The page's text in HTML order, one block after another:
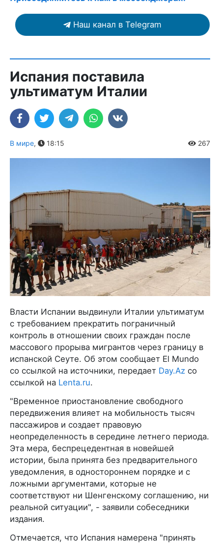
Наш канал в Telegram
Испания поставила
ультиматум Италии
В мире, 18:15 267
Власти Испании выдвинули Италии ультиматум
с требованием прекратить пограничный
контроль в отношении своих граждан после
массового прорыва мигрантов через границу в
испанской Сеуте. Об этом сообщает El Mundo
со ссылкой на источники, передает Day.Az со
ссылкой на Lenta.ru.
"Временное приостановление свободного
передвижения влияет на мобильность тысяч
пассажиров и создает правовую
неопределенность в середине летнего периода.
Эта мера, беспрецедентная в новейшей
истории, была принята без предварительного
уведомления, в одностороннем порядке и с
ложными аргументами, которые не
соответствуют ни Шенгенскому соглашению, ни
реальной ситуации", - заявили собеседники
издания.
Отмечается, что Испания намерена "принять